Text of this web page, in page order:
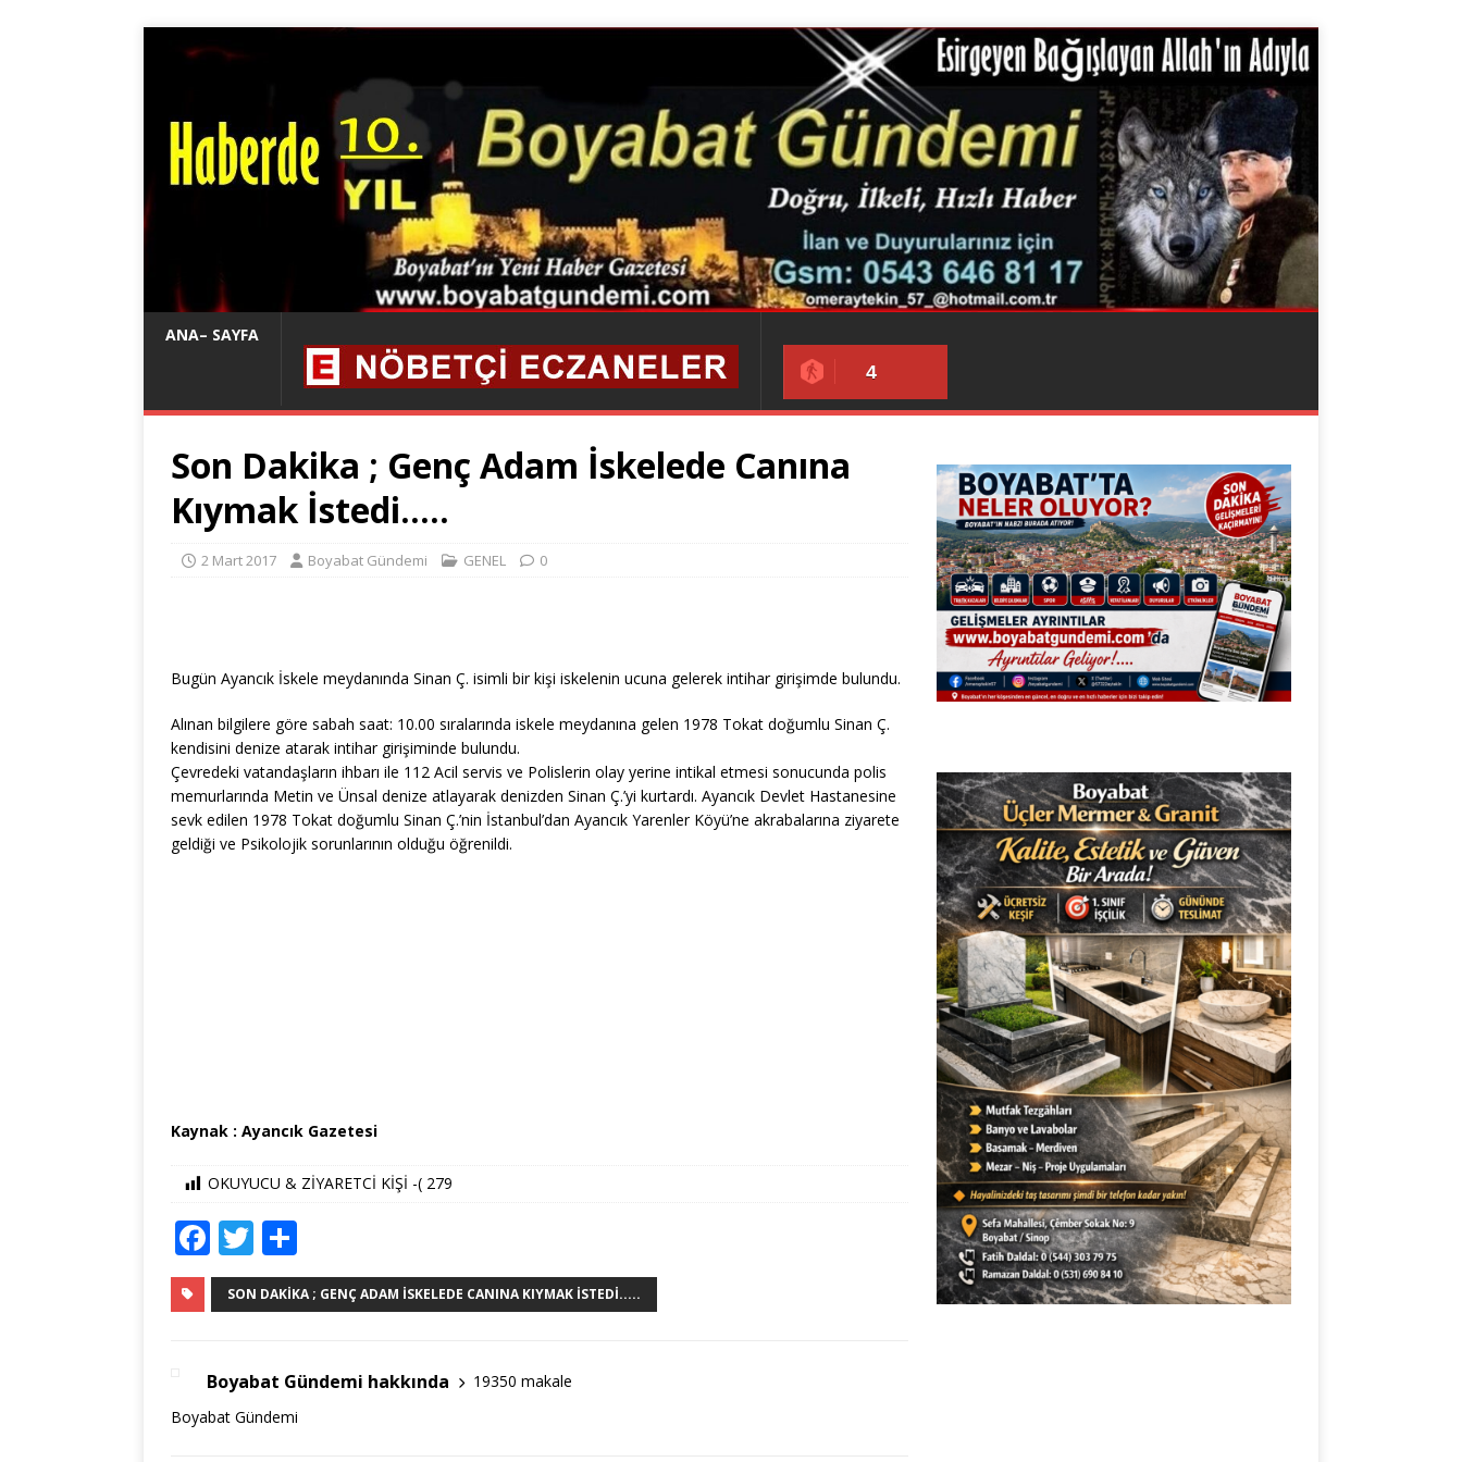
ANA– SAYFA
4
Son Dakika ; Genç Adam İskelede Canına
Kıymak İstedi…..
2 Mart 2017 Boyabat Gündemi GENEL 0
Bugün Ayancık İskele meydanında Sinan Ç. isimli bir kişi iskelenin ucuna gelerek intihar girişimde bulundu.
Alınan bilgilere göre sabah saat: 10.00 sıralarında iskele meydanına gelen 1978 Tokat doğumlu Sinan Ç.
kendisini denize atarak intihar girişiminde bulundu.
Çevredeki vatandaşların ihbarı ile 112 Acil servis ve Polislerin olay yerine intikal etmesi sonucunda polis
memurlarında Metin ve Ünsal denize atlayarak denizden Sinan Ç.’yi kurtardı. Ayancık Devlet Hastanesine
sevk edilen 1978 Tokat doğumlu Sinan Ç.’nin İstanbul’dan Ayancık Yarenler Köyü’ne akrabalarına ziyarete
geldiği ve Psikolojik sorunlarının olduğu öğrenildi.
Kaynak : Ayancık Gazetesi
OKUYUCU & ZİYARETCİ KİŞİ -( 279
F
a
c
b
o
T
w
it
r
h
ar
SON DAKIKA ; GENÇ ADAM İSKELEDE CANINA KIYMAK İSTEDI.....
Boyabat Gündemi hakkında
19350 makale
Boyabat Gündemi